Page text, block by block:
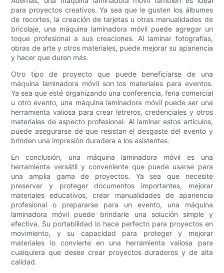
para proyectos creativos. Ya sea que le gusten los álbumes
de recortes, la creación de tarjetas u otras manualidades de
bricolaje, una máquina laminadora móvil puede agregar un
toque profesional a sus creaciones. Al laminar fotografías,
obras de arte y otros materiales, puede mejorar su apariencia
y hacer que duren más.
Otro tipo de proyecto que puede beneficiarse de una
máquina laminadora móvil son los materiales para eventos.
Ya sea que esté organizando una conferencia, feria comercial
u otro evento, una máquina laminadora móvil puede ser una
herramienta valiosa para crear letreros, credenciales y otros
materiales de aspecto profesional. Al laminar estos artículos,
puede asegurarse de que resistan el desgaste del evento y
brinden una impresión duradera a los asistentes.
En conclusión, una máquina laminadora móvil es una
herramienta versátil y conveniente que puede usarse para
una amplia gama de proyectos. Ya sea que necesite
preservar y proteger documentos importantes, mejorar
materiales educativos, crear manualidades de apariencia
profesional o prepararse para un evento, una máquina
laminadora móvil puede brindarle una solución simple y
efectiva. Su portabilidad lo hace perfecto para proyectos en
movimiento, y su capacidad para proteger y mejorar
materiales lo convierte en una herramienta valiosa para
cualquiera que desee crear proyectos duraderos y de alta
calidad.